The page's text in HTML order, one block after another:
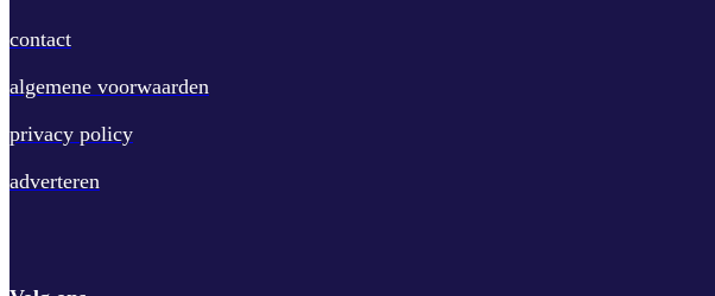
contact
algemene voorwaarden
privacy policy
adverteren